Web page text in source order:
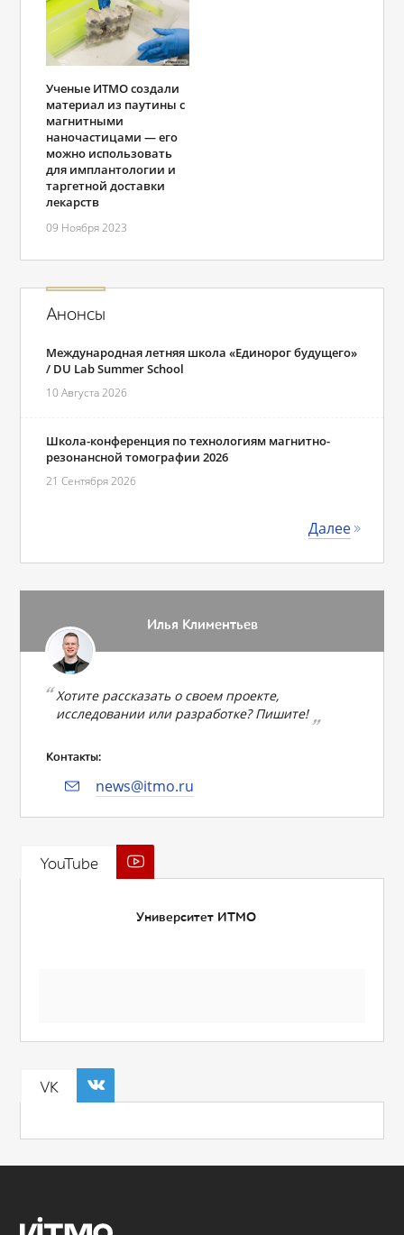
Ученые ИТМО создали
материал из паутины с
магнитными
наночастицами — его
можно использовать
для имплантологии и
таргетной доставки
лекарств
09 Ноября 2023
Анонсы
Международная летняя школа «Единорог будущего»
/ DU Lab Summer School
10 Августа 2026
Школа-конференция по технологиям магнитно-
резонансной томографии 2026
21 Сентября 2026
Далее
Илья Климентьев
Хотите рассказать о своем проекте,
исследовании или разработке? Пишите!
Контакты:
news@itmo.ru
YouTube
Университет ИТМО
VK